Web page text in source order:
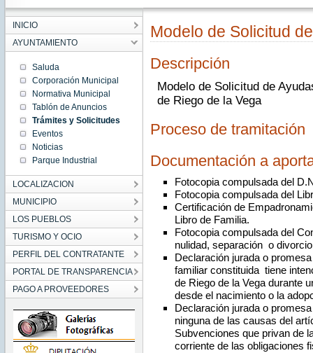
INICIO
AYUNTAMIENTO
Saluda
Corporación Municipal
Normativa Municipal
Tablón de Anuncios
Trámites y Solicitudes
Eventos
Noticias
Parque Industrial
LOCALIZACION
MUNICIPIO
LOS PUEBLOS
TURISMO Y OCIO
PERFIL DEL CONTRATANTE
PORTAL DE TRANSPARENCIA
PAGO A PROVEEDORES
Modelo de Solicitud
Descripción
Modelo de Solicitud de
de Riego de la Vega
Proceso de tramitación
Documentación a
Fotocopia compulsada del
Fotocopia compulsada del
Certificación de
Libro de Familia.
Fotocopia compulsada del
nulidad, separación o
Declaración jurada o
familiar constituida tiene
de Riego de la Vega durante
desde el nacimiento o la
Declaración jurada o
ninguna de las causas del
Subvenciones que privan de
corriente de las obligaciones